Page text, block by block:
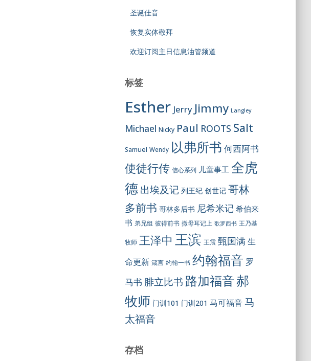
圣诞佳音
恢复实体敬拜
欢迎订阅主日信息油管频道
标签
Esther Jerry Jimmy Langley
Michael Nicky Paul ROOTS Salt
Samuel Wendy 以弗所书 何西阿书
使徒行传 信心系列 儿童事工 全虎
德 出埃及记 列王纪 创世记 哥林
多前书 哥林多后书 尼希米记 希伯来
书 弟兄组 彼得前书 撒母耳记上 歌罗西书 王乃基
牧师 王泽中 王滨 王震 甄国满 生
命更新 箴言 约翰一书 约翰福音 罗
马书 腓立比书 路加福音郝
牧师 门训101 门训201 马可福音 马
太福音
存档